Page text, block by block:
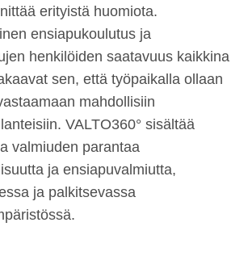
erityistä huomiota.
ensiapukoulutus ja
henkilöiden saatavuus kaikkina
sen, että työpaikalla ollaan
mahdollisiin
VALTO360° sisältää
valmiuden parantaa
ja ensiapuvalmiutta,
ja palkitsevassa